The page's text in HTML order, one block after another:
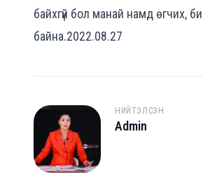
байхгүй бол манай намд өгчих,
байна.2022.08.27
A
НИЙТЭЛСЭН
Admin